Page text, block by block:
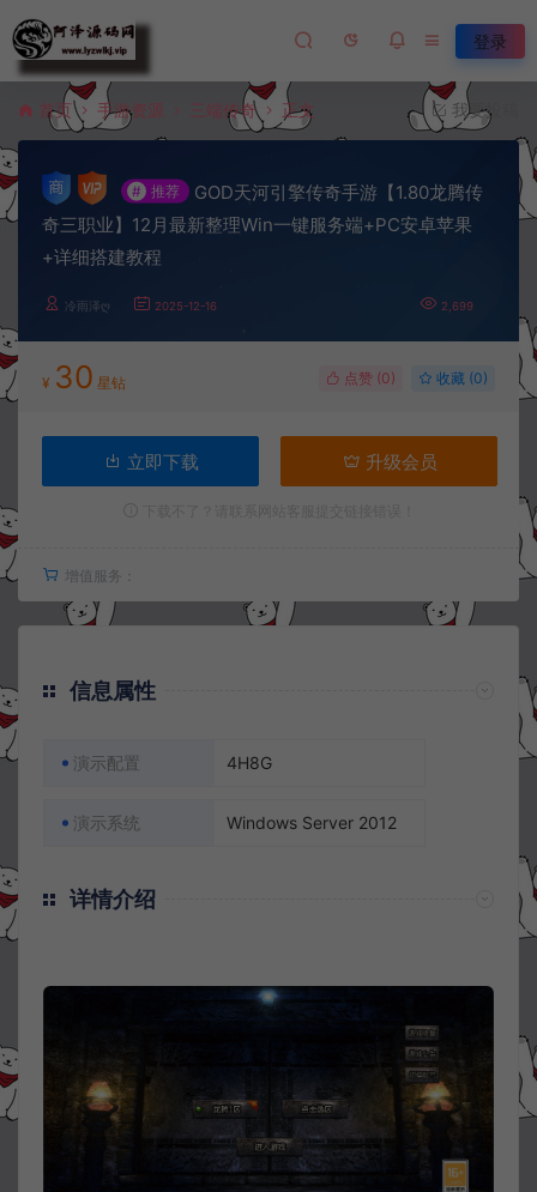
登录
首页 手游资源 三端传奇 正文 我要投稿
# 推荐
GOD天河引擎传奇手游【1.80龙腾传
奇三职业】12月最新整理Win一键服务端+PC安卓苹果
+详细搭建教程
冷雨泽ღ 2025-12-16 2,699
¥ 30 星钻 点赞 (0) 收藏 (0)
立即下载 升级会员
增值服务：
信息属性
演示配置 4H8G
演示系统 Windows Server 2012
详情介绍